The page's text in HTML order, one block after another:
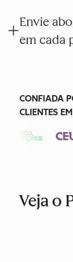
Envie
em cada
CONFIADA
CLIENTES
Veja o